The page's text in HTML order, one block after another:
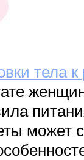
тела
может